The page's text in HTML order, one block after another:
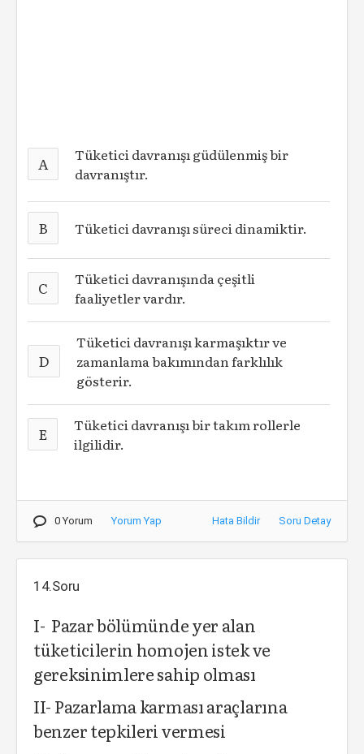
A
Tüketici davranışı güdülenmiş bir
davranıştır.
B Tüketici davranışı süreci dinamiktir.
C
Tüketici davranışında çeşitli
faaliyetler vardır.
D
Tüketici davranışı karmaşıktır ve
zamanlama bakımından farklılık
gösterir.
E
Tüketici davranışı bir takım rollerle
ilgilidir.
0 Yorum Yorum Yap Hata Bildir Soru Detay
14.Soru
I- Pazar bölümünde yer alan
tüketicilerin homojen istek ve
gereksinimlere sahip olması
II- Pazarlama karması araçlarına
benzer tepkileri vermesi